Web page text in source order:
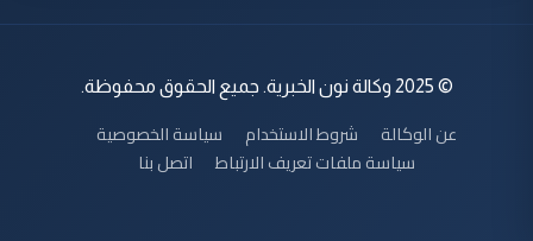
© 2025 وكالة نون الخبرية. جميع الحقوق محفوظة.
عن الوكالة شروط الاستخدام
سياسة الخصوصية
سياسة ملفات تعريف الارتباط
اتصل بنا